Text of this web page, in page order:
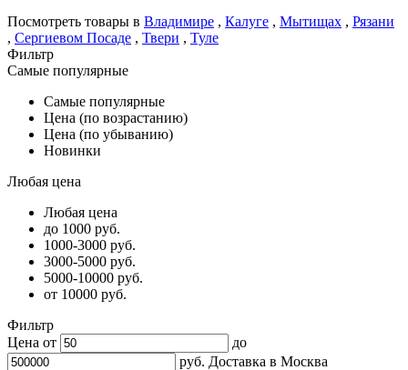
Посмотреть товары в Владимире , Калуге , Мытищах , Рязани
, Сергиевом Посаде , Твери , Туле
Фильтр
Самые популярные
Самые популярные
Цена (по возрастанию)
Цена (по убыванию)
Новинки
Любая цена
Любая цена
до 1000 руб.
1000-3000 руб.
3000-5000 руб.
5000-10000 руб.
от 10000 руб.
Фильтр
Цена от
до
руб. Доставка в Москва